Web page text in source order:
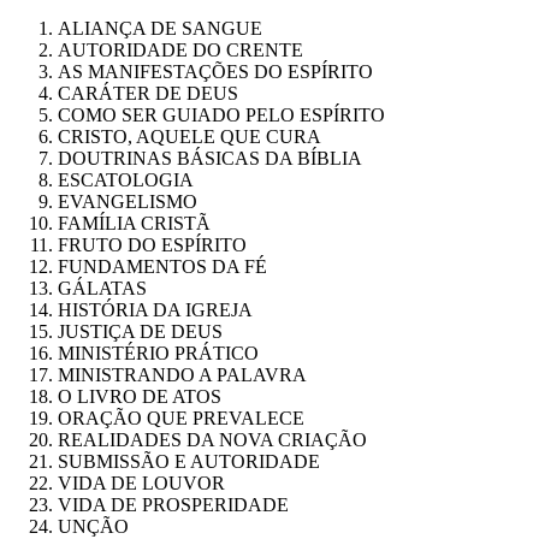
ALIANÇA DE SANGUE
AUTORIDADE DO CRENTE
AS MANIFESTAÇÕES DO ESPÍRITO
CARÁTER DE DEUS
COMO SER GUIADO PELO ESPÍRITO
CRISTO, AQUELE QUE CURA
DOUTRINAS BÁSICAS DA BÍBLIA
ESCATOLOGIA
EVANGELISMO
FAMÍLIA CRISTÃ
FRUTO DO ESPÍRITO
FUNDAMENTOS DA FÉ
GÁLATAS
HISTÓRIA DA IGREJA
JUSTIÇA DE DEUS
MINISTÉRIO PRÁTICO
MINISTRANDO A PALAVRA
O LIVRO DE ATOS
ORAÇÃO QUE PREVALECE
REALIDADES DA NOVA CRIAÇÃO
SUBMISSÃO E AUTORIDADE
VIDA DE LOUVOR
VIDA DE PROSPERIDADE
UNÇÃO